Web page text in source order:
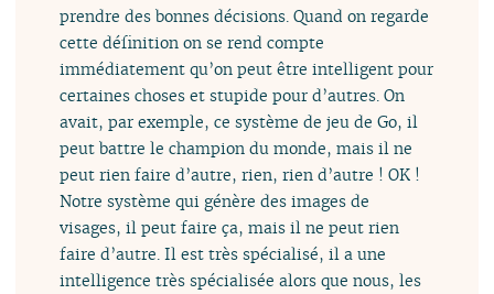
prendre des bonnes décisions. Quand on regarde
cette définition on se rend compte
immédiatement qu’on peut être intelligent pour
certaines choses et stupide pour d’autres. On
avait, par exemple, ce système de jeu de Go, il
peut battre le champion du monde, mais il ne
peut rien faire d’autre, rien, rien d’autre ! OK !
Notre système qui génère des images de
visages, il peut faire ça, mais il ne peut rien
faire d’autre. Il est très spécialisé, il a une
intelligence très spécialisée alors que nous, les